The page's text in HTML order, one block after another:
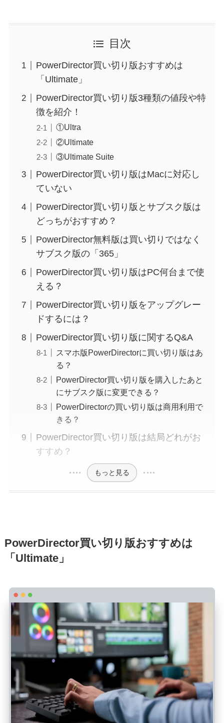
目次
PowerDirector買い切り版おすすめは
「Ultimate」
PowerDirector買い切り版3種類の値段や特
徴を紹介！
①Ultra
②Ultimate
③Ultimate Suite
PowerDirector買い切り版はMacに対応し
ていない
PowerDirector買い切り版とサブスク版は
どっちがおすすめ？
PowerDirector無料版は買い切りではなく
サブスク版の「365」
PowerDirector買い切り版はPC何台まで使
える？
PowerDirector買い切り版をアップグレー
ドするには？
PowerDirector買い切り版に関するQ&A
スマホ版PowerDirectorに買い切り版はあ
る？
PowerDirector買い切り版を購入したあと
にサブスク版に変更できる？
PowerDirectorの買い切り版は商用利用で
きる？
PowerDirector買い切り版は結局どれがお
すすめ？
もっと見る
PowerDirector買い切り版おすすめは
「Ultimate」